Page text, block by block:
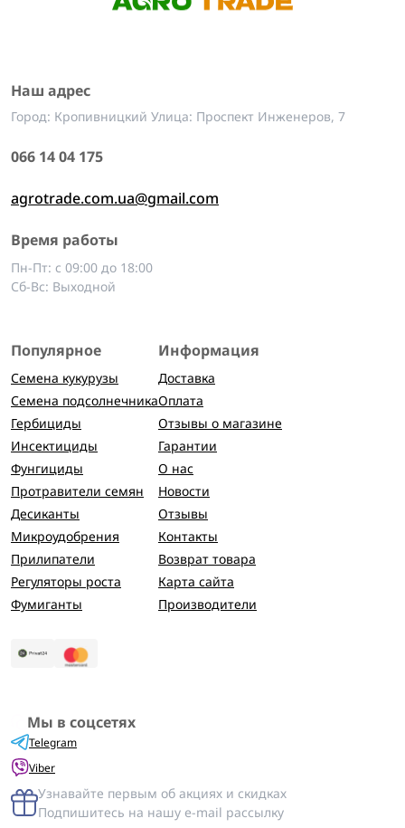
Наш адрес
Город: Кропивницкий Улица: Проспект Инженеров, 7
066 14 04 175
agrotrade.com.ua@gmail.com
Время работы
Пн-Пт: с 09:00 до 18:00
Сб-Вс: Выходной
Популярное
Семена кукурузы
Семена подсолнечника
Гербициды
Инсектициды
Фунгициды
Протравители семян
Десиканты
Микроудобрения
Прилипатели
Регуляторы роста
Фумиганты
Информация
Доставка
Оплата
Отзывы о магазине
Гарантии
О нас
Новости
Отзывы
Контакты
Возврат товара
Карта сайта
Производители
Мы в соцсетях
Telegram
Viber
Узнавайте первым об акциях и скидках
Подпишитесь на нашу e-mail рассылку